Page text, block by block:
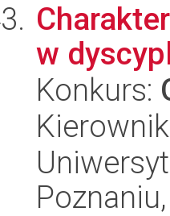
w
Konkurs: